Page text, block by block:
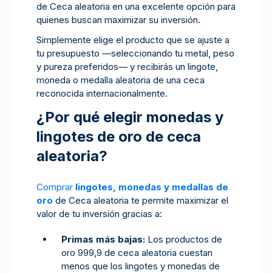
de Ceca aleatoria en una excelente opción para
quienes buscan maximizar su inversión.
Simplemente elige el producto que se ajuste a
tu presupuesto —seleccionando tu metal, peso
y pureza preferidos— y recibirás un lingote,
moneda o medalla aleatoria de una ceca
reconocida internacionalmente.
¿Por qué elegir monedas y
lingotes de oro de ceca
aleatoria?
Comprar lingotes, monedas y medallas de
oro de Ceca aleatoria te permite maximizar el
valor de tu inversión gracias a:
Primas más bajas: Los productos de
oro 999,9 de ceca aleatoria cuestan
menos que los lingotes y monedas de